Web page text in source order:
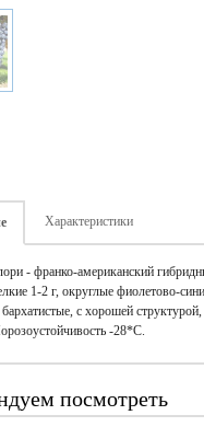
Характеристики
- франко-американский
1-2 г, округлые фиолетово-
бархатистые, с хорошей
-28*С.
посмотреть